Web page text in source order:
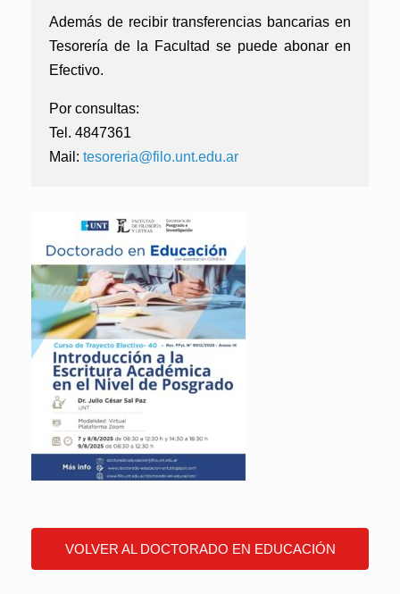
Además de recibir transferencias bancarias en
Tesorería de la Facultad se puede abonar en
Efectivo.
Por consultas:
Tel. 4847361
Mail: tesoreria@filo.unt.edu.ar
VOLVER AL DOCTORADO EN EDUCACIÓN